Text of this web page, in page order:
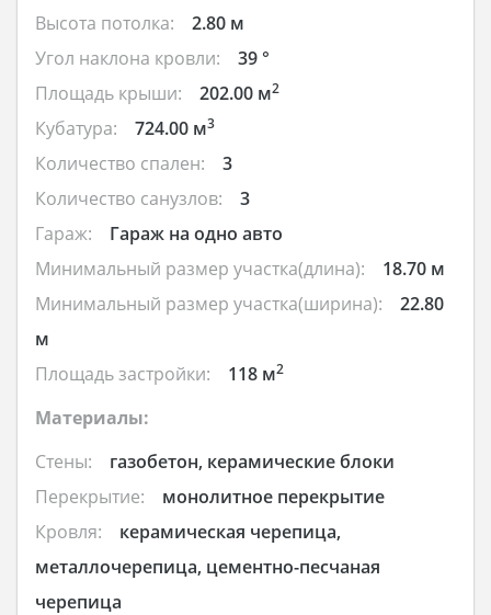
Высота потолка:
2.80 м
Угол наклона кровли:
39 °
Площадь крыши:
202.00 м2
Кубатура: 724.00 м3
Количество спален:
3
Количество санузлов:
3
Гараж:
Гараж на одно авто
Минимальный размер участка(длина):
18.70 м
Минимальный размер участка(ширина):
22.80
м
Площадь застройки:
118 м2
Материалы:
Стены:
газобетон, керамические блоки
Перекрытие:
монолитное перекрытие
Кровля:
керамическая черепица,
металлочерепица, цементно-песчаная
черепица